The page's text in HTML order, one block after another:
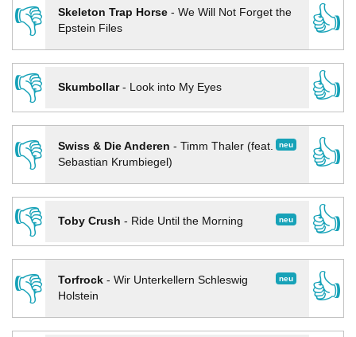
👎
Skeleton Trap Horse- We Will Not Forget the
Epstein Files
👍
👎
Skumbollar- Look into My Eyes
👍
👎
neu
Swiss & Die Anderen - Timm Thaler (feat.
Sebastian Krumbiegel)
👍
👎
neu
Toby Crush - Ride Until the Morning
👍
👎
neu
Torfrock- Wir Unterkellern Schleswig
Holstein
👍